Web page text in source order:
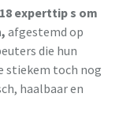
18 experttip s om
afgestemd op
die hun
stiekem toch nog
haalbaar en